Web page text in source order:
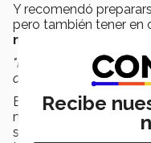
Y recomendó
pero también tener en
meditación
"No podemos
como la sensibilidad, la
Explicó que las redes
mundo al solo
se tiene que
Recibe